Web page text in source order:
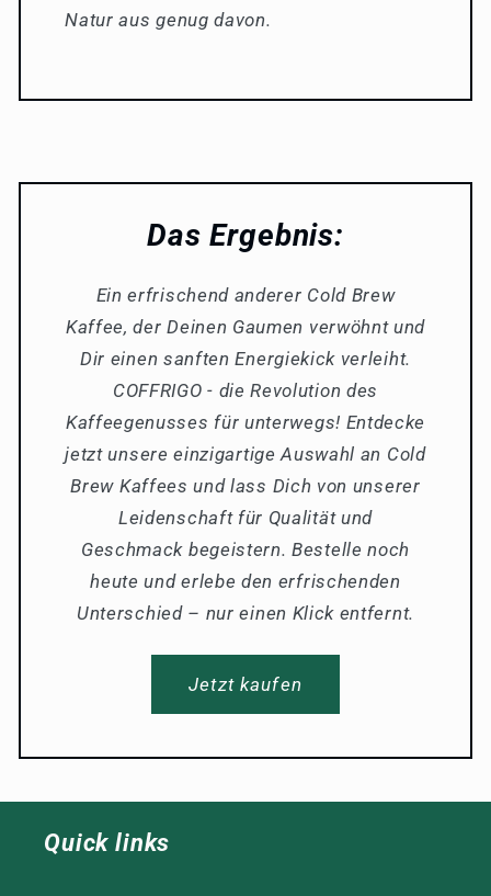
Natur aus genug davon.
Das Ergebnis:
Ein erfrischend anderer Cold Brew
Kaffee, der Deinen Gaumen verwöhnt und
Dir einen sanften Energiekick verleiht.
COFFRIGO - die Revolution des
Kaffeegenusses für unterwegs! Entdecke
jetzt unsere einzigartige Auswahl an Cold
Brew Kaffees und lass Dich von unserer
Leidenschaft für Qualität und
Geschmack begeistern. Bestelle noch
heute und erlebe den erfrischenden
Unterschied – nur einen Klick entfernt.
Jetzt kaufen
Quick links